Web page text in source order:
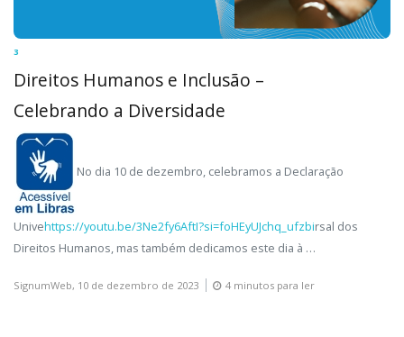
3
Direitos Humanos e Inclusão –
Celebrando a Diversidade
No dia 10 de dezembro, celebramos a Declaração
Univehttps://youtu.be/3Ne2fy6AftI?si=foHEyUJchq_ufzbirsal dos
Direitos Humanos, mas também dedicamos este dia à …
SignumWeb, 10 de dezembro de 2023 4 minutos para ler